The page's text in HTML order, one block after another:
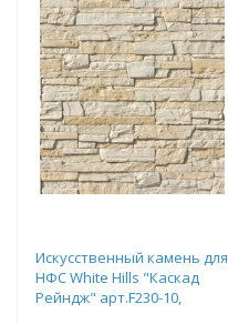
Искусственный камень для
НФС White Hills "Каскад
Рейндж" арт.F230-10,